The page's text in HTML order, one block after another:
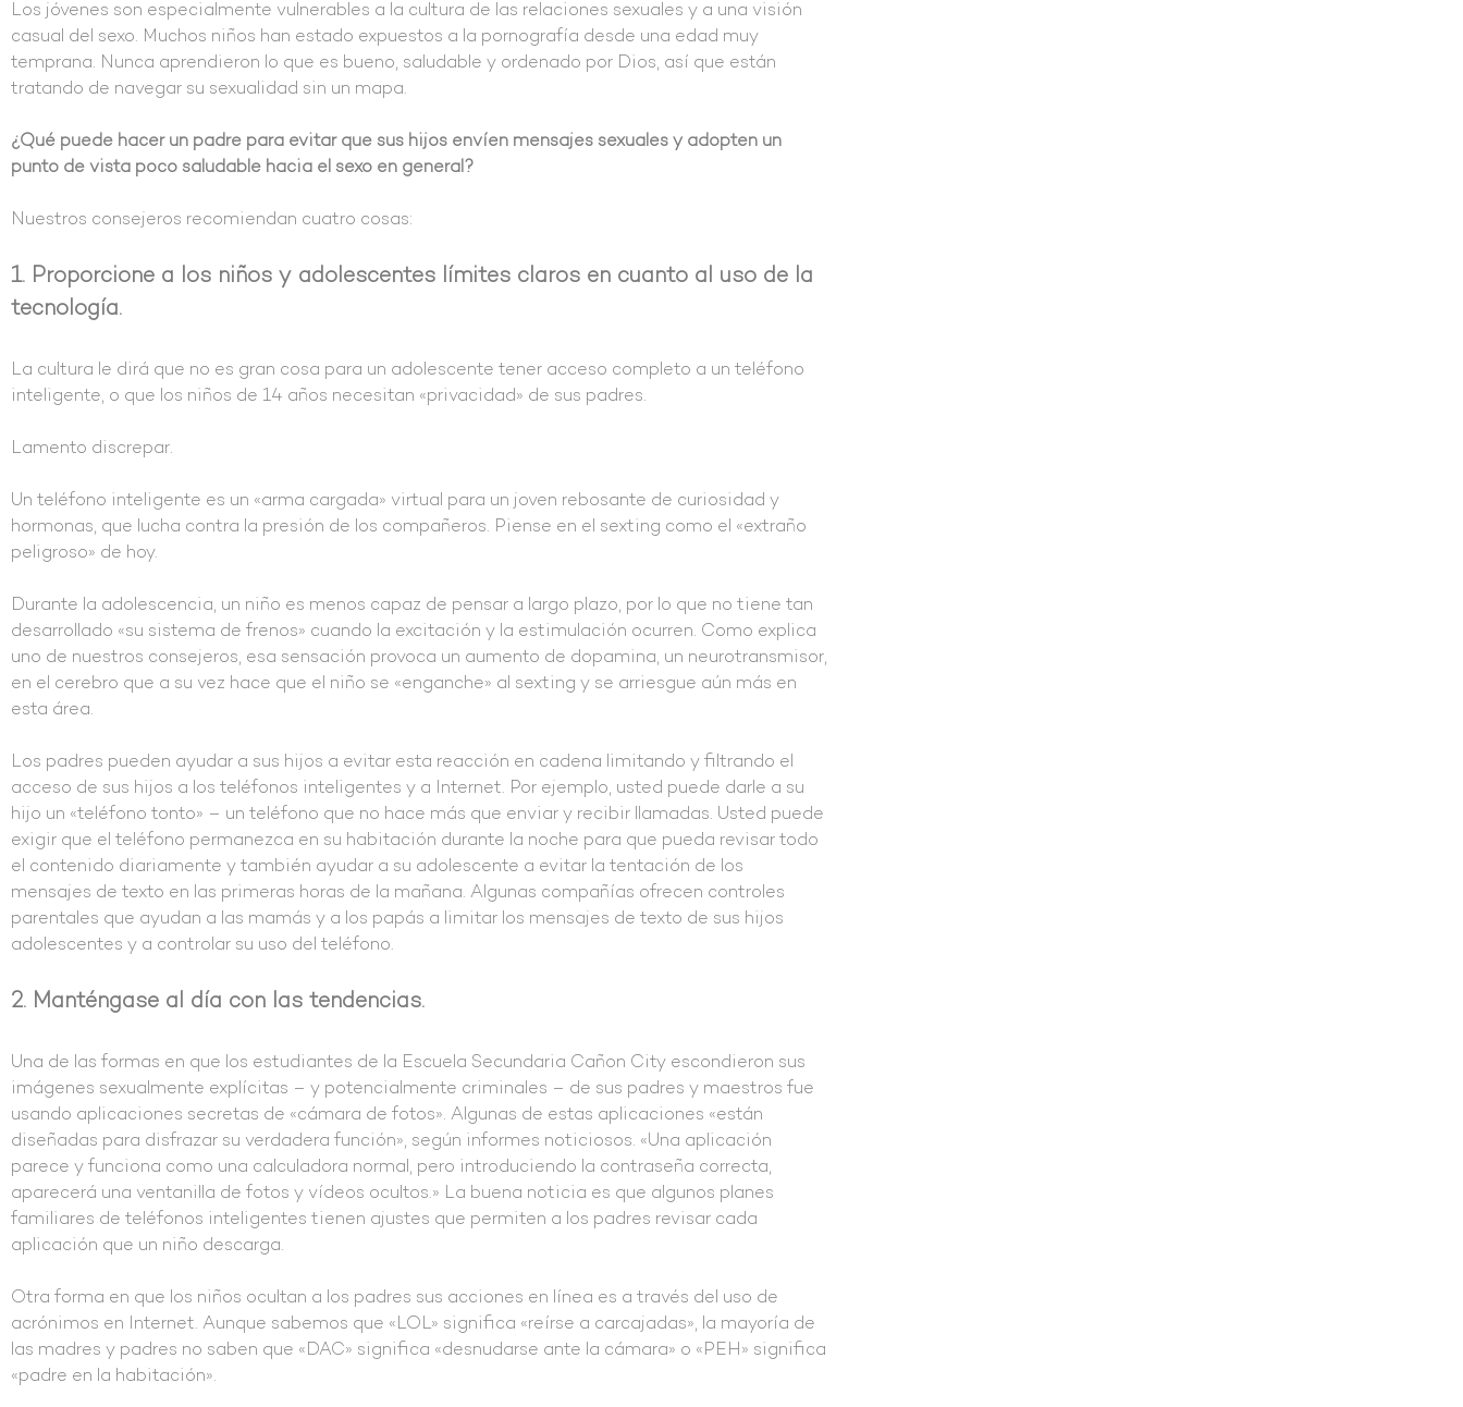
Los jóvenes son especialmente vulnerables a la cultura de las relaciones sexuales y a una visión
casual del sexo. Muchos niños han estado expuestos a la pornografía desde una edad muy
temprana. Nunca aprendieron lo que es bueno, saludable y ordenado por Dios, así que están
tratando de navegar su sexualidad sin un mapa.
¿Qué puede hacer un padre para evitar que sus hijos envíen mensajes sexuales y adopten un
punto de vista poco saludable hacia el sexo en general?
Nuestros consejeros recomiendan cuatro cosas:
1. Proporcione a los niños y adolescentes límites claros en cuanto al uso de la
tecnología.
La cultura le dirá que no es gran cosa para un adolescente tener acceso completo a un teléfono
inteligente, o que los niños de 14 años necesitan «privacidad» de sus padres.
Lamento discrepar.
Un teléfono inteligente es un «arma cargada» virtual para un joven rebosante de curiosidad y
hormonas, que lucha contra la presión de los compañeros. Piense en el sexting como el «extraño
peligroso» de hoy.
Durante la adolescencia, un niño es menos capaz de pensar a largo plazo, por lo que no tiene tan
desarrollado «su sistema de frenos» cuando la excitación y la estimulación ocurren. Como explica
uno de nuestros consejeros, esa sensación provoca un aumento de dopamina, un neurotransmisor,
en el cerebro que a su vez hace que el niño se «enganche» al sexting y se arriesgue aún más en
esta área.
Los padres pueden ayudar a sus hijos a evitar esta reacción en cadena limitando y filtrando el
acceso de sus hijos a los teléfonos inteligentes y a Internet. Por ejemplo, usted puede darle a su
hijo un «teléfono tonto» – un teléfono que no hace más que enviar y recibir llamadas. Usted puede
exigir que el teléfono permanezca en su habitación durante la noche para que pueda revisar todo
el contenido diariamente y también ayudar a su adolescente a evitar la tentación de los
mensajes de texto en las primeras horas de la mañana. Algunas compañías ofrecen controles
parentales que ayudan a las mamás y a los papás a limitar los mensajes de texto de sus hijos
adolescentes y a controlar su uso del teléfono.
2. Manténgase al día con las tendencias.
Una de las formas en que los estudiantes de la Escuela Secundaria Cañon City escondieron sus
imágenes sexualmente explícitas – y potencialmente criminales – de sus padres y maestros fue
usando aplicaciones secretas de «cámara de fotos». Algunas de estas aplicaciones «están
diseñadas para disfrazar su verdadera función», según informes noticiosos. «Una aplicación
parece y funciona como una calculadora normal, pero introduciendo la contraseña correcta,
aparecerá una ventanilla de fotos y vídeos ocultos.» La buena noticia es que algunos planes
familiares de teléfonos inteligentes tienen ajustes que permiten a los padres revisar cada
aplicación que un niño descarga.
Otra forma en que los niños ocultan a los padres sus acciones en línea es a través del uso de
acrónimos en Internet. Aunque sabemos que «LOL» significa «reírse a carcajadas», la mayoría de
las madres y padres no saben que «DAC» significa «desnudarse ante la cámara» o «PEH» significa
«padre en la habitación».